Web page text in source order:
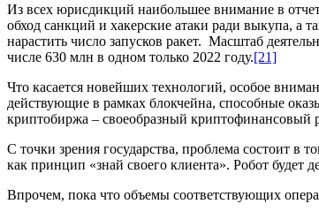
Из всех юрисдикций наибольшее внимание в
обход санкций и хакерские атаки ради выкупа,
нарастить число запусков ракет. Масштаб
числе 630 млн в одном только 2022 году.[21]
Что касается новейших технологий, особое
действующие в рамках блокчейна, способные
криптобиржа – своеобразный криптофинансовый
С точки зрения государства, проблема состоит в
как принцип «знай своего клиента». Робот будет
Впрочем, пока что объемы соответствующих